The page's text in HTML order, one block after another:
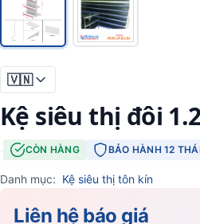
🇻🇳
Kệ siêu thị đôi
· CÒN HÀNG BẢO HÀNH 12
Danh mục: Kệ siêu thị tôn kín
Liên hệ báo giá